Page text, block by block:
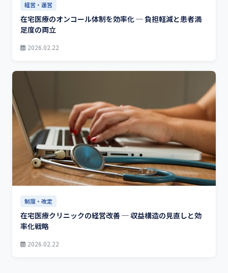
経営・運営
在宅医療のオンコール体制を効率化 ─ 負担軽減と患者満
足度の両立
2026.02.22
制度・改定
在宅医療クリニックの経営改善 ─ 収益構造の見直しと効
率化戦略
2026.02.22